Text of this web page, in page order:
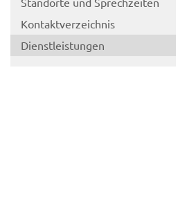
Kon­takt­ver­zeich­nis
Dienst­leis­tun­gen